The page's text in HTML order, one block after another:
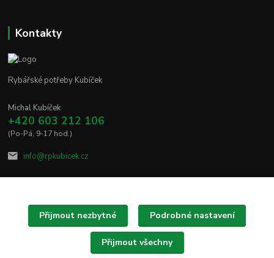
Kontakty
Rybářské potřeby Kubíček
Michal Kubíček
+420 603 212 106
(Po-Pá, 9-17 hod.)
info@rpkubicek.cz
Upravit sběr cookies.
Přijmout nezbytné Podrobné nastavení
Přijmout všechny